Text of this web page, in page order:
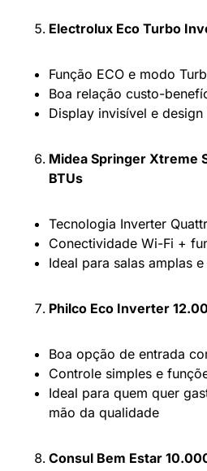
Electrolux Eco Turbo
Função ECO e modo
Boa relação custo-
Display invisível e design
Midea Springer Xtreme
BTUs
Tecnologia Inverter
Conectividade Wi-Fi +
Ideal para salas amplas
Philco Eco Inverter
Boa opção de entrada
Controle simples e
Ideal para quem quer
mão da qualidade
Consul Bem Estar